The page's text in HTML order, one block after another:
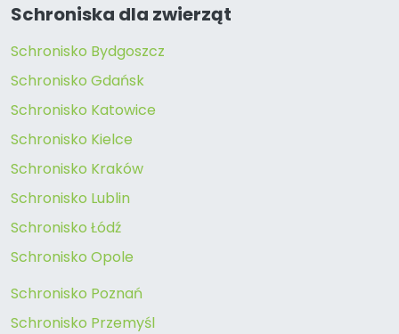
Schroniska dla zwierząt
Schronisko Bydgoszcz
Schronisko Gdańsk
Schronisko Katowice
Schronisko Kielce
Schronisko Kraków
Schronisko Lublin
Schronisko Łódź
Schronisko Opole
Schronisko Poznań
Schronisko Przemyśl